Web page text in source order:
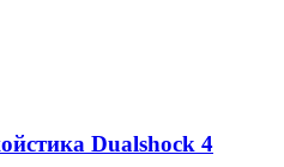
Dualshock 4